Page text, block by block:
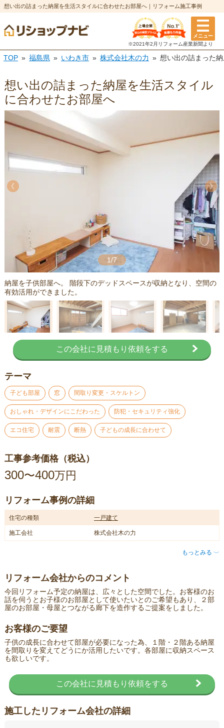
想い出の詰まった納屋を生活スタイルに合わせたお部屋へ｜リフォーム施工事例
メニュー
※2021年2月リフォーム産業新聞より
TOP 福島県 いわき市 株式会社木の力 想い出の詰まった
想い出の詰まった納屋を生活スタイル
に合わせたお部屋へ
1/7
《
《
納屋を子供部屋へ。 階段下のデッドスペースが収納となり、空間の
有効活用ができました。
この会社に見積もり依頼をする
テーマ
子ども部屋 窓 間取り変更・スケルトン
おしゃれ・デザインにこだわった 防犯・セキュリティ強化
エコ住宅 耐震 断熱 子どもの成長に合わせて
工事参考価格（税込）
300〜400万円
リフォーム事例の詳細
住宅の種類 一戸建て
施工会社 株式会社木の力
もっとみる 〈
リフォーム会社からのコメント
今回リフォーム予定の納屋は、広々とした空間でした。お客様のお
話を伺うとお子様のお部屋として使いたいとのご希望もあり、２部
屋のお部屋・母屋とつながる廊下を造作するご提案をしました。
お客様のご要望
子供の成長に合わせて部屋が必要になった為、１階・２階ある納屋
を間取りを変えてどうにか活用したいです。各部屋に収納スペース
も欲しいです。
この会社に見積もり依頼をする
施工したリフォーム会社の詳細